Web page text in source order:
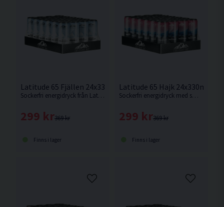
Latitude 65 Fjällen 24x330ml Orginal
Sockerfri energidryck från Latitude 65 med smak av klassisk energidryck.
369 kr
299 kr
Finns i lager
Latitude 65 Hajk 24x330ml
Sockerfri energidryck med smak av hallon.
369 kr
299 kr
Finns i lager